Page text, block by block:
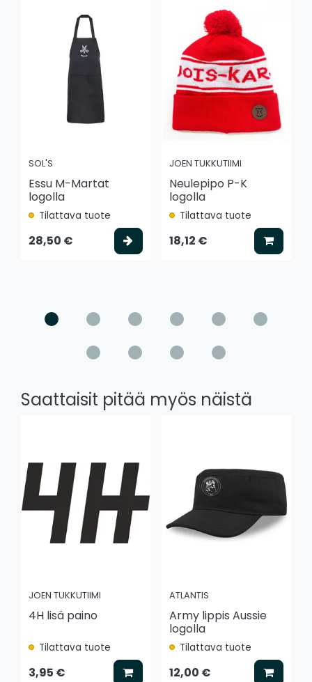
SOL'S
Essu M-Martat
logolla
Tilattava tuote
28,50 € Valitse vaihtoehto
JOEN TUKKUTIIMI
Neulepipo P-K
logolla
Tilattava tuote
18,12 € Lisää
Saattaisit pitää myös näistä
JOEN TUKKUTIIMI
4H lisä paino
Tilattava tuote
3,95 € Lisää koriin
ATLANTIS
Army lippis Aussie
logolla
Tilattava tuote
12,00 € Lisää